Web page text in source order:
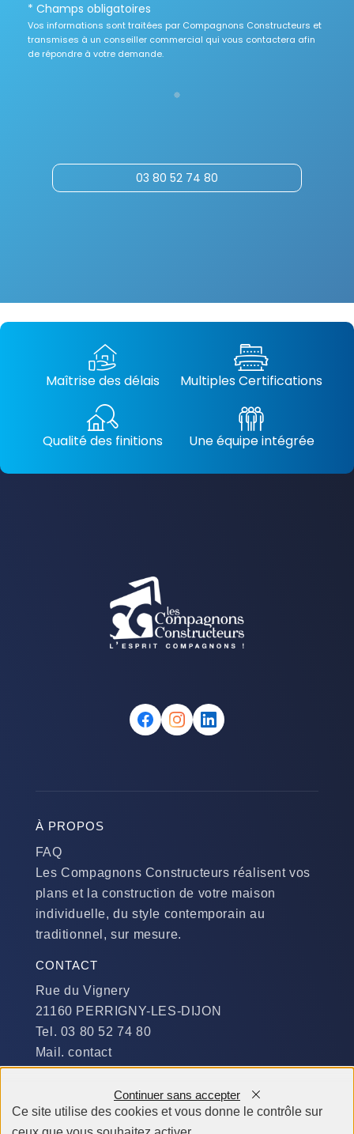
* Champs obligatoires
Vos informations sont traitées par Compagnons Constructeurs et
transmises à un conseiller commercial qui vous contactera afin
de répondre à votre demande.
03 80 52 74 80
Maîtrise des délais Multiples Certifications
Qualité des finitions Une équipe intégrée
À PROPOS
FAQ
Les Compagnons Constructeurs réalisent vos
plans et la construction de votre maison
individuelle, du style contemporain au
traditionnel, sur mesure.
CONTACT
Rue du Vignery
21160 PERRIGNY-LES-DIJON
Tel. 03 80 52 74 80
Mail. contact
Du Lundi au Jeudi :
​de 9 h à 12 h et de 14 h à 19 h
Ce site utilise des cookies et vous donne le contrôle sur
Continuer sans accepter